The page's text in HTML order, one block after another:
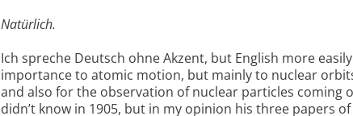
Natürlich.
Ich spreche Deutsch ohne Akzent, but English more
importance to atomic motion, but mainly to nuclear
and also for the observation of nuclear particles coming
didn’t know in 1905, but in my opinion his three papers